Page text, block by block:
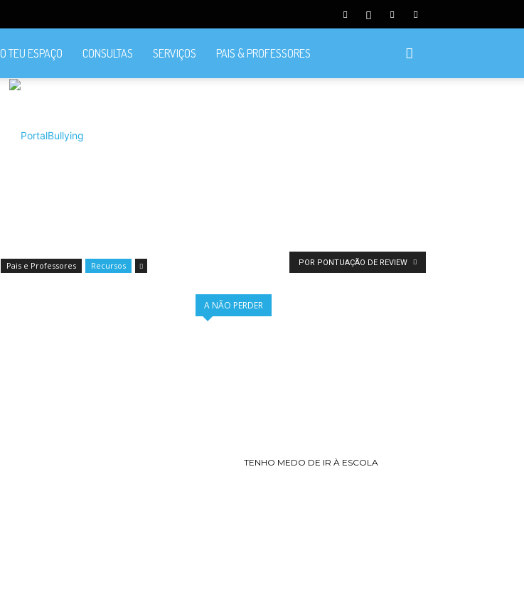
O TEU ESPAÇO CONSULTAS SERVIÇOS PAIS & PROFESSORES
Pais e Professores Recursos POR PONTUAÇÃO DE REVIEW
A NÃO PERDER
TENHO MEDO DE IR À ESCOLA